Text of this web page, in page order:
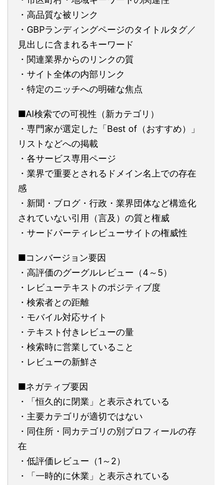
・高品質な被リンク
・GBPランディングページのタイトルタグ／
見出しに含まれるキーワード
・関連業界からのリンクの質
・サイト全体の内部リンク
・特定のニッチへの明確な焦点
■AI検索での可視性（新カテゴリ）
・専門家が選定した「Best of（おすすめ）」
リストなどへの掲載
・各サービス専用ページ
・業界で重要とされるドメイン名上での存在
感
・新聞・ブログ・行政・業界団体など構造化
されていない引用（言及）の質と権威
・サードパーティレビューサイトの権威性
■コンバージョン要因
・高評価のグーグルレビュー（4～5）
・レビューテキストのポジティブ度
・検索者との距離
・モバイル対応サイト
・テキスト付きレビューの量
・検索時に営業していること
・レビューの新鮮さ
■ネガティブ要因
・「恒久的に閉業」と表示されている
・主要カテゴリが適切ではない
・同住所・同カテゴリの別プロフィールの存
在
・低評価レビュー（1～2）
・「一時的に休業」と表示されている